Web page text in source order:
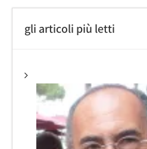
gli articoli più letti